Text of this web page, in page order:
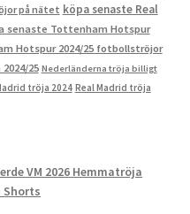
på nätet köpa senaste Real
senaste Tottenham Hotspur
Hotspur 2024/25 fotbollströjor
25 Nederländerna tröja billigt
tröja 2024 Real Madrid tröja
VM 2026 Hemmatröja
Shorts